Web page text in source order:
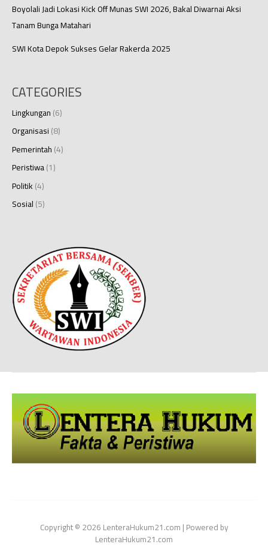
Boyolali Jadi Lokasi Kick Off Munas SWI 2026, Bakal Diwarnai Aksi
Tanam Bunga Matahari
SWI Kota Depok Sukses Gelar Rakerda 2025
CATEGORIES
Lingkungan(6)
Organisasi(8)
Pemerintah(4)
Peristiwa(1)
Politik(4)
Sosial(5)
Copyright © 2026 LenteraHukum21.com | Powered by
LenteraHukum21.com